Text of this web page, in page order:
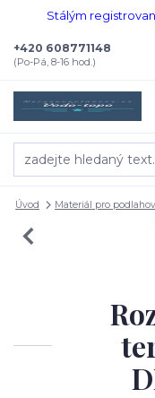
Stálým
+420 608771148
(Po-Pá, 8-16 hod.)
Úvod Materiál pro